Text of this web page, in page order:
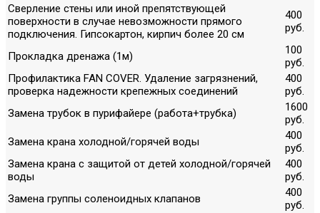
Сверление стены или иной препятствующей
поверхности в случае невозможности прямого
подключения. Гипсокартон, кирпич более 20 см
400
руб.
Прокладка дренажа (1м)
100
руб.
Профилактика FAN COVER. Удаление загрязнений,
проверка надежности крепежных соединений
400
руб.
Замена трубок в пурифайере (работа+трубка)
1600
руб.
Замена крана холодной/горячей воды
400
руб.
Замена крана с защитой от детей холодной/горячей
воды
400
руб.
Замена группы соленоидных клапанов
400
руб.